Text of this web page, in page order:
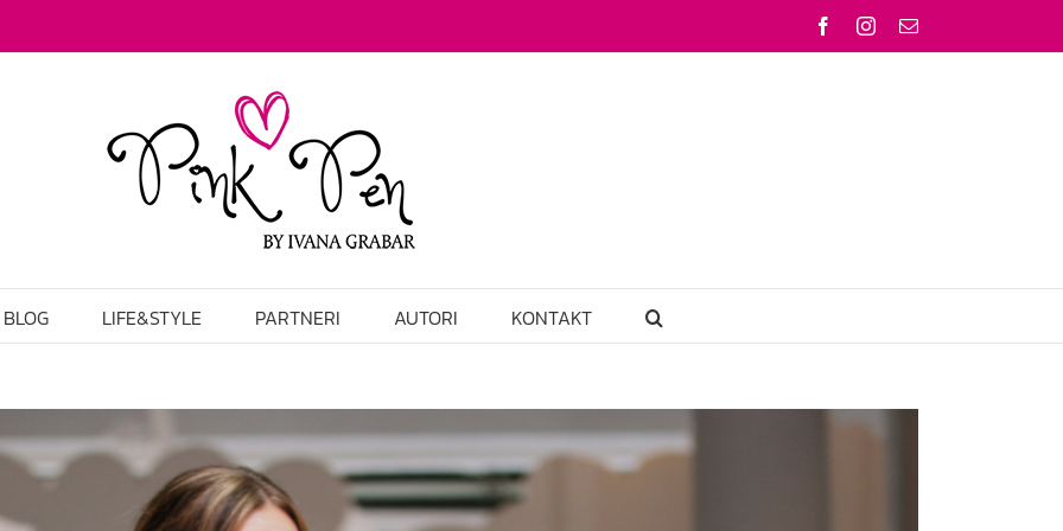
FacebookInstagram
Email
BLOG LIFE&STYLE PARTNERI AUTORI KONTAKT